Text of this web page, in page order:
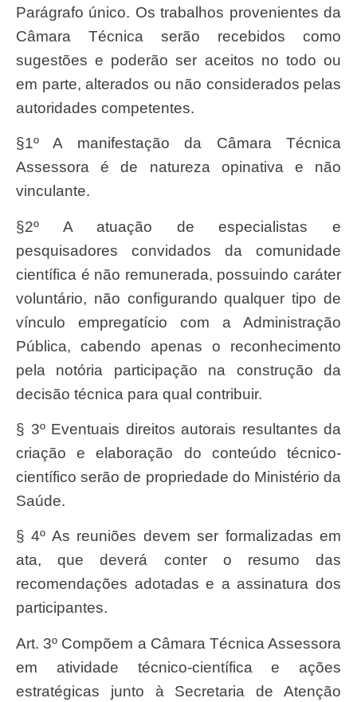
Parágrafo único. Os trabalhos provenientes da
Câmara Técnica serão recebidos como
sugestões e poderão ser aceitos no todo ou
em parte, alterados ou não considerados pelas
autoridades competentes.
§1º A manifestação da Câmara Técnica
Assessora é de natureza opinativa e não
vinculante.
§2º A atuação de especialistas e
pesquisadores convidados da comunidade
científica é não remunerada, possuindo caráter
voluntário, não configurando qualquer tipo de
vínculo empregatício com a Administração
Pública, cabendo apenas o reconhecimento
pela notória participação na construção da
decisão técnica para qual contribuir.
§ 3º Eventuais direitos autorais resultantes da
criação e elaboração do conteúdo técnico-
científico serão de propriedade do Ministério da
Saúde.
§ 4º As reuniões devem ser formalizadas em
ata, que deverá conter o resumo das
recomendações adotadas e a assinatura dos
participantes.
Art. 3º Compõem a Câmara Técnica Assessora
em atividade técnico-científica e ações
estratégicas junto à Secretaria de Atenção